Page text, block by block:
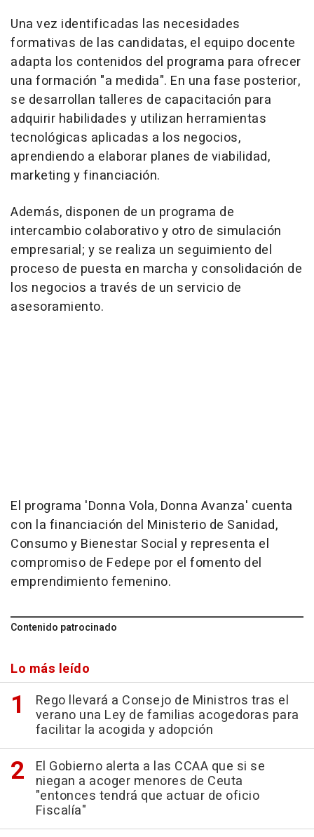
Una vez identificadas las necesidades
formativas de las candidatas, el equipo docente
adapta los contenidos del programa para ofrecer
una formación "a medida". En una fase posterior,
se desarrollan talleres de capacitación para
adquirir habilidades y utilizan herramientas
tecnológicas aplicadas a los negocios,
aprendiendo a elaborar planes de viabilidad,
marketing y financiación.
Además, disponen de un programa de
intercambio colaborativo y otro de simulación
empresarial; y se realiza un seguimiento del
proceso de puesta en marcha y consolidación de
los negocios a través de un servicio de
asesoramiento.
El programa 'Donna Vola, Donna Avanza' cuenta
con la financiación del Ministerio de Sanidad,
Consumo y Bienestar Social y representa el
compromiso de Fedepe por el fomento del
emprendimiento femenino.
Contenido patrocinado
Lo más leído
Rego llevará a Consejo de Ministros tras el
verano una Ley de familias acogedoras para
facilitar la acogida y adopción
El Gobierno alerta a las CCAA que si se
niegan a acoger menores de Ceuta
"entonces tendrá que actuar de oficio
Fiscalía"